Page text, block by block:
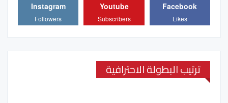
Facebook
Likes
Youtube
Subscribers
Instagram
Followers
ترتيب البطولة الاحترافية